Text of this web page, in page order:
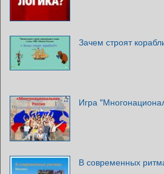
Зачем строят
Игра
В современных